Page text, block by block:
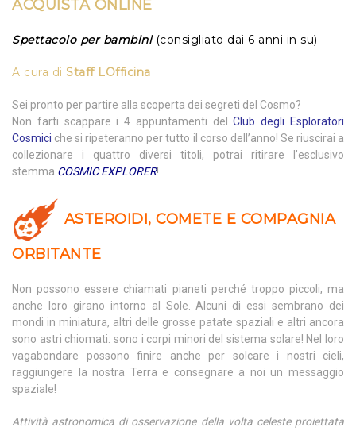
ACQUISTA ONLINE
Spettacolo per bambini(consigliato dai 6 anni in su)
A cura di Staff LOfficina
Sei pronto per partire alla scoperta dei segreti del Cosmo?
Non farti scappare i 4 appuntamenti delClub degli Esploratori
Cosmici che si ripeteranno per tutto il corso dell’anno! Se riuscirai a
collezionare i quattro diversi titoli, potrai ritirare l’esclusivo
stemma COSMIC EXPLORER!
ASTEROIDI, COMETE E COMPAGNIA
ORBITANTE
Non possono essere chiamati pianeti perché troppo piccoli, ma
anche loro girano intorno al Sole. Alcuni di essi sembrano dei
mondi in miniatura, altri delle grosse patate spaziali e altri ancora
sono astri chiomati: sono i corpi minori del sistema solare! Nel loro
vagabondare possono finire anche per solcare i nostri cieli,
raggiungere la nostra Terra e consegnare a noi un messaggio
spaziale!
Attività astronomica di osservazione della volta celeste proiettata